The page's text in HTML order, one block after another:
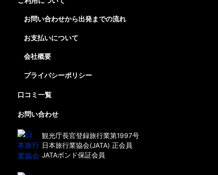
お問い合わせから出発までの流れ
お支払いについて
会社概要
プライバシーポリシー
口コミ一覧
お問い合わせ
観光庁長官登録旅行業第1997号
日本旅行業協会(JATA) 正会員
JATAボンド保証会員